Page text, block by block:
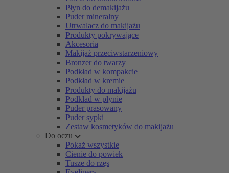
Płyn do demakijażu
Puder mineralny
Utrwalacz do makijażu
Produkty pokrywające
Akcesoria
Makijaż przeciwstarzeniowy
Bronzer do twarzy
Podkład w kompakcie
Podkład w kremie
Produkty do makijażu
Podkład w płynie
Puder prasowany
Puder sypki
Zestaw kosmetyków do makijażu
Do oczu
Pokaż wszystkie
Cienie do powiek
Tusze do rzęs